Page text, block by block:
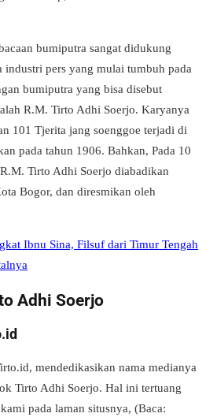
bumiputra sangat didukung
industri pers yang mulai tumbuh pada
bumiputra yang bisa disebut
R.M. Tirto Adhi Soerjo. Karyanya
101 Tjerita jang soenggoe terjadi di
pada tahun 1906. Bahkan, Pada 10
Tirto Adhi Soerjo diabadikan
Bogor, dan diresmikan oleh
Ibnu Sina, Filsuf dari Timur Tengah
Adhi Soerjo
mendedikasikan nama medianya
Tirto Adhi Soerjo. Hal ini tertuang
pada laman situsnya, (Baca: